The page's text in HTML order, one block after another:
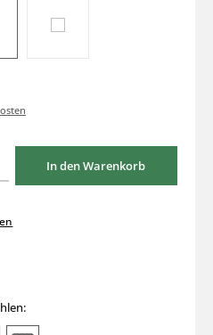
Wert ein oder benutze die Schaltflächen um
In den Warenkorb